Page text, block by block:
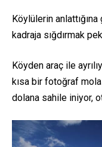
Köylülerin anlattığına
kadraja sığdırmak
Köyden araç ile
kısa bir fotoğraf
dolana sahile iniyor,